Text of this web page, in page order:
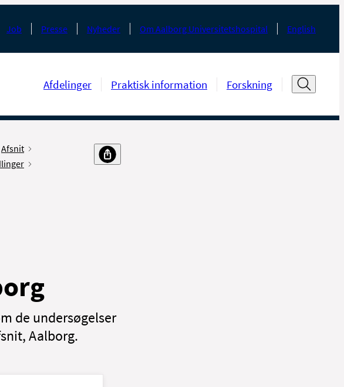
Job Presse Nyheder Om Aalborg Universitetshospital English
Afdelinger Praktisk information Forskning
Afsnit
de undersøgelser
Aalborg.